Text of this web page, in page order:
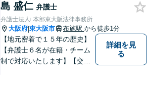
駅前店５階】 お悩みは【弁護
士法人ｉ 東大阪法律事務
所 】におまかせください！
島 盛仁 弁護士
弁護士法人i 本部東大阪法律事務所
大阪府|東大阪市 布施駅 から徒歩1分
【地元密着で１５年の歴史】
【弁護士６名が在籍・チーム
制で対応いたします】【交通
詳細を見
る